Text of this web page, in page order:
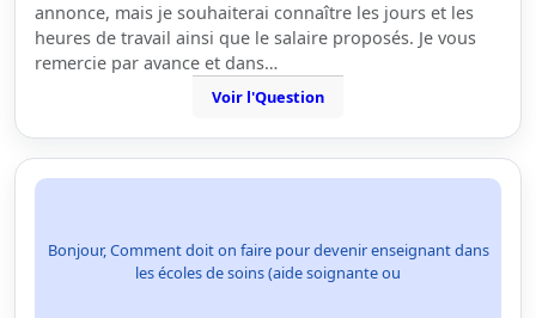
annonce, mais je souhaiterai connaître les jours et les
heures de travail ainsi que le salaire proposés. Je vous
remercie par avance et dans…
Voir l'Question
Bonjour, Comment doit on faire pour devenir enseignant dans
les écoles de soins (aide soignante ou